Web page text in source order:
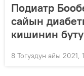
Подиатр
сайын
кишинин
8 Тогуздун айы 2021,